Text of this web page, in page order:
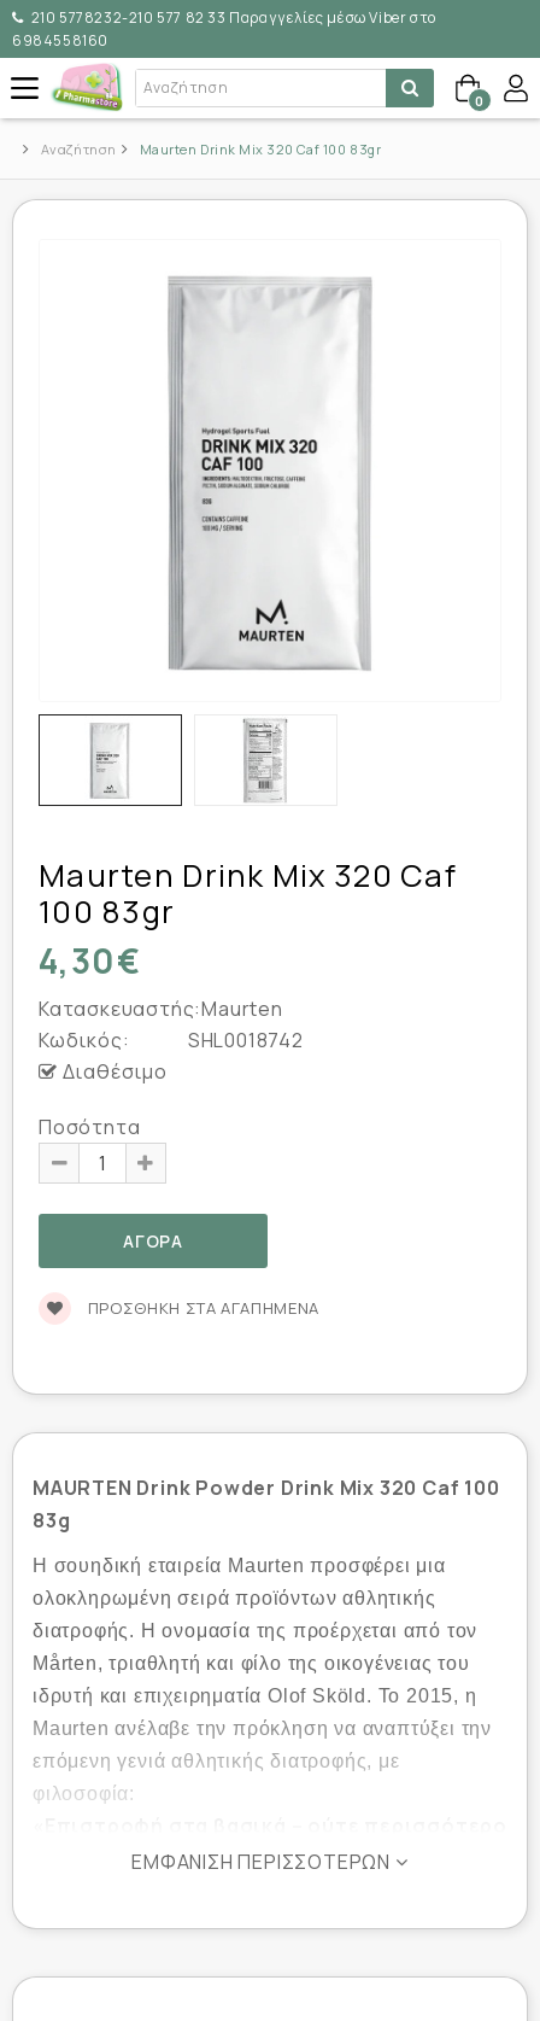
210 5778232-210 577 82 33 Παραγγελίες μέσω Viber στο
6984558160
0
Αναζήτηση Maurten Drink Mix 320 Caf 100 83gr
Maurten Drink Mix 320 Caf
100 83gr
4,30€
Κατασκευαστής:Maurten
Κωδικός:
SHL0018742
Διαθέσιμο
Ποσότητα
ΠΡΟΣΘΉΚΗ ΣΤΑ ΑΓΑΠΗΜΈΝΑ
MAURTEN Drink Powder Drink Mix 320 Caf 100
83g
Η σουηδική εταιρεία Maurten προσφέρει μια
ολοκληρωμένη σειρά προϊόντων αθλητικής
διατροφής. Η ονομασία της προέρχεται από τον
Mårten, τριαθλητή και φίλο της οικογένειας του
ιδρυτή και επιχειρηματία Olof Sköld. Το 2015, η
Maurten ανέλαβε την πρόκληση να αναπτύξει την
επόμενη γενιά αθλητικής διατροφής, με
φιλοσοφία:
ούτε λιγότερο από ό,τι πραγματικά
Το Maurten Drink Mix 320 Caf 100 βασίζεται στην
ΕΜΦΆΝΙΣΗ ΠΕΡΙΣΣΌΤΕΡΩΝ